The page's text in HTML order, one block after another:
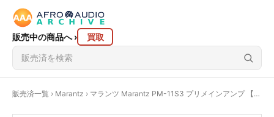
販売中の商品へ› 買取
販売済一覧 › Marantz › マランツ Marantz PM-11S3 プリメインアンプ 【元箱】@53099